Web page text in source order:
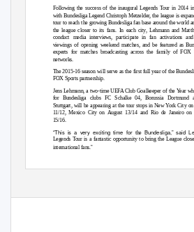
Following the success of the inaugural Legends Tour in 2014
with Bundesliga Legend Christoph Metzelder, the league is
tour to reach the growing Bundesliga fan base around the world
the league closer to its fans. In each city, Lehmann and
conduct media interviews, participate in fan activations
viewings of opening weekend matches, and be featured as
experts for matches broadcasting across the family of FOX
networks.
The 2015-16 season will serve as the first full year of the
FOX Sports partnership.
Jens Lehmann, a two-time UEFA Club Goalkeeper of the Year
for Bundesliga clubs FC Schalke 04, Borussia Dortmund
Stuttgart, will be appearing at the tour stops in New York City
11/12, Mexico City on August 13/14 and Rio de Janeiro on
15/16.
“This is a very exciting time for the Bundesliga,” said
Legends Tour is a fantastic opportunity to bring the League
international fans.”